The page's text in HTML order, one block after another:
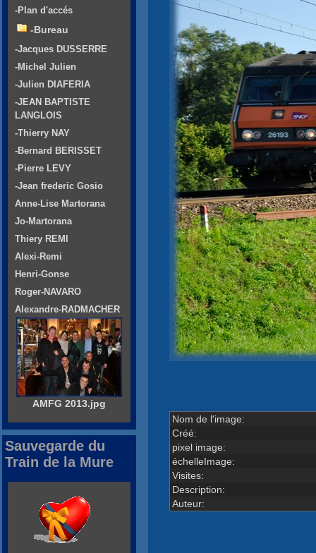
Nom de l'image:
Créé:
pixel image:
échelleImage:
Visites:
Description:
Auteur:
-Plan d'accés
-Bureau
-Jacques DUSSERRE
-Michel Julien
-Julien DIAFERIA
-JEAN BAPTISTE
LANGLOIS
-Thierry NAY
-Bernard BERISSET
-Pierre LEVY
-Jean frederic Gosio
Anne-Lise Martorana
Jo-Martorana
Thiery REMI
Alexi-Remi
Henri-Gonse
Roger-NAVARO
Alexandre-RADMACHER
AMFG 2013.jpg
Sauvegarde du
Train de la Mure